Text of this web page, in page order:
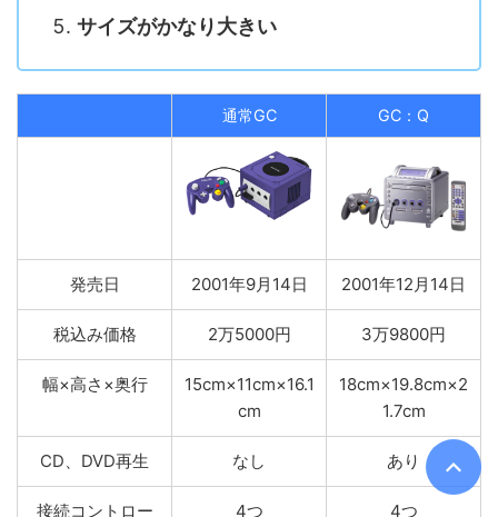
サイズがかなり大きい
通常GC GC：Q
発売日 2001年9月14日 2001年12月14日
税込み価格 2万5000円 3万9800円
幅×高さ×奥行
15cm×11cm×16.1
cm
18cm×19.8cm×2
1.7cm
CD、DVD再生 なし あり
接続コントロー 4つ 4つ